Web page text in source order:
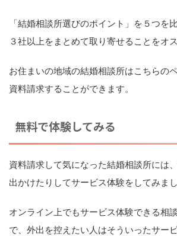
「結婚相談所選びのポイント」を５つを
３社以上をまとめて取り寄せることをオ
お住まいの地域の結婚相談所はこちらの
資料請求することができます。
無料で体験してみる
資料請求して気になった結婚相談所には
出かけたりしてサービス体験をしてみまし
オンライン上でもサービス体験できる相
で、外出を控えたい人はそういったサー